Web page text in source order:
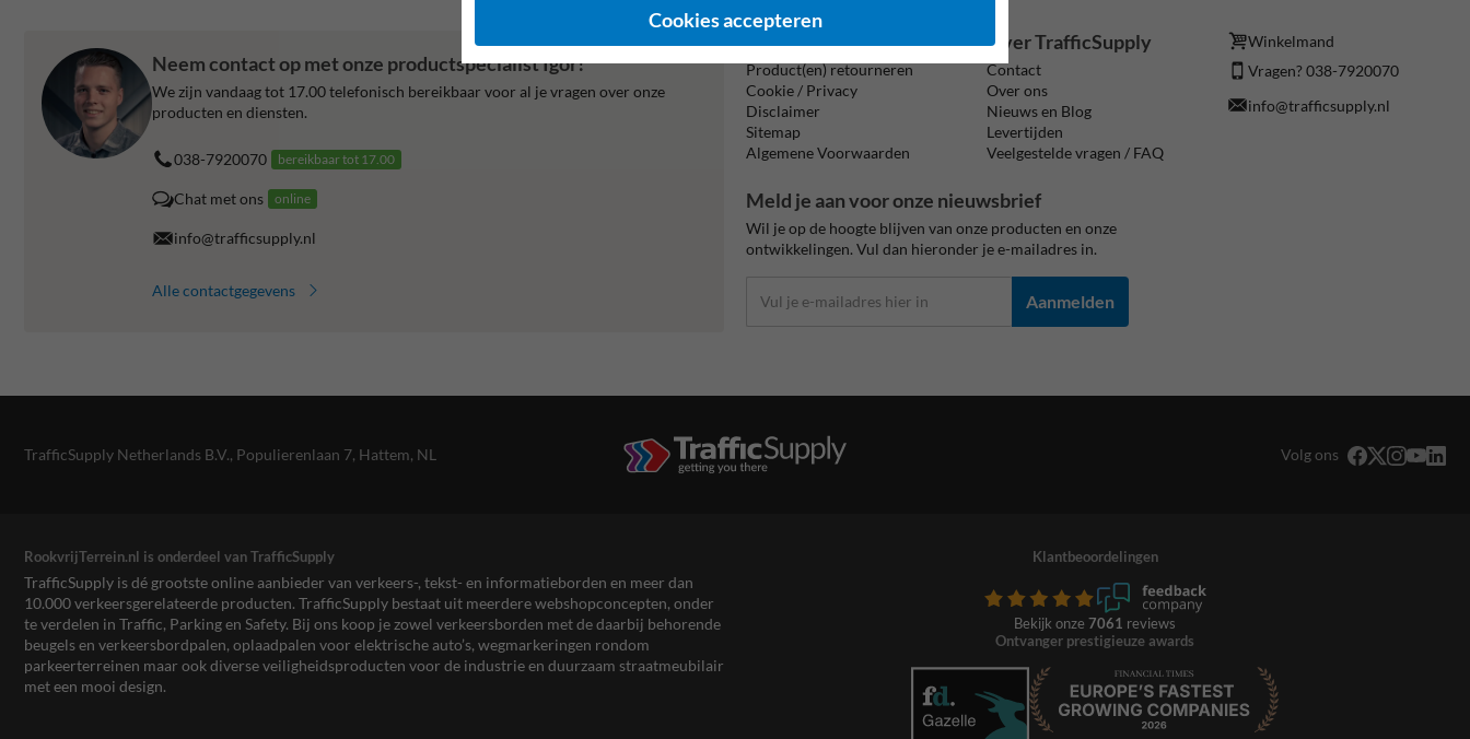
Neem contact op met onze productspecialist Igor!
We zijn vandaag tot 17.00 telefonisch bereikbaar voor al je vragen over onze
producten en diensten.
038-7920070 bereikbaar tot 17.00
Chat met ons online
info@trafficsupply.nl
Alle contactgegevens
Informatie
Product(en) retourneren
Cookie / Privacy
Disclaimer
Sitemap
Algemene Voorwaarden
Over TrafficSupply
Contact
Over ons
Nieuws en Blog
Levertijden
Veelgestelde vragen / FAQ
Winkelmand
Vragen? 038-7920070
info@trafficsupply.nl
Meld je aan voor onze nieuwsbrief
Wil je op de hoogte blijven van onze producten en onze
ontwikkelingen. Vul dan hieronder je e-mailadres in.
Aanmelden
TrafficSupply Netherlands B.V., Populierenlaan 7, Hattem, NL Volg ons
RookvrijTerrein.nl is onderdeel van TrafficSupply
TrafficSupply is dé grootste online aanbieder van verkeers-, tekst- en informatieborden en meer dan
10.000 verkeersgerelateerde producten. TrafficSupply bestaat uit meerdere webshopconcepten, onder
te verdelen in Traffic, Parking en Safety. Bij ons koop je zowel verkeersborden met de daarbij behorende
beugels en verkeersbordpalen, oplaadpalen voor elektrische auto’s, wegmarkeringen rondom
parkeerterreinen maar ook diverse veiligheidsproducten voor de industrie en duurzaam straatmeubilair
met een mooi design.
Klantbeoordelingen
Bekijk onze 7061 reviews
Ontvanger prestigieuze awards
Cookies accepteren